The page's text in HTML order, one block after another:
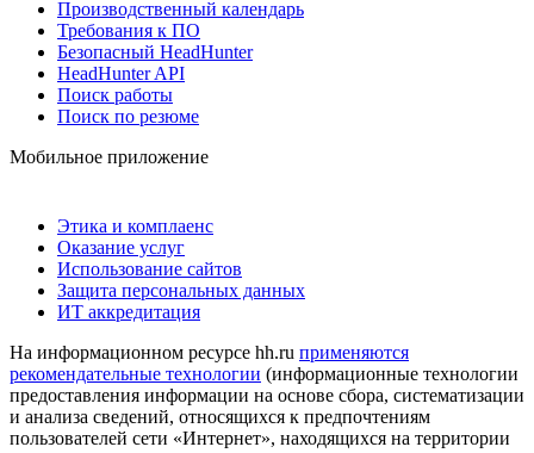
Производственный календарь
Требования к ПО
Безопасный HeadHunter
HeadHunter API
Поиск работы
Поиск по резюме
Мобильное приложение
Этика и комплаенс
Оказание услуг
Использование сайтов
Защита персональных данных
ИТ аккредитация
На информационном ресурсе hh.ru применяются
рекомендательные технологии (информационные технологии
предоставления информации на основе сбора, систематизации
и анализа сведений, относящихся к предпочтениям
пользователей сети «Интернет», находящихся на территории